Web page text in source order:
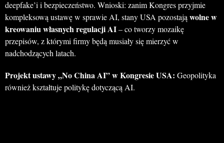
deepfake’i i bezpieczeństwo. Wnioski: zanim Kongres przyjmie
kompleksową ustawę w sprawie AI, stany USA pozostająwolne w
kreowaniu własnych regulacji AI– co tworzy mozaikę
przepisów, z którymi firmy będą musiały się mierzyć w
nadchodzących latach.
Projekt ustawy „No China AI” w Kongresie USA: Geopolityka
również kształtuje politykę dotyczącą AI.